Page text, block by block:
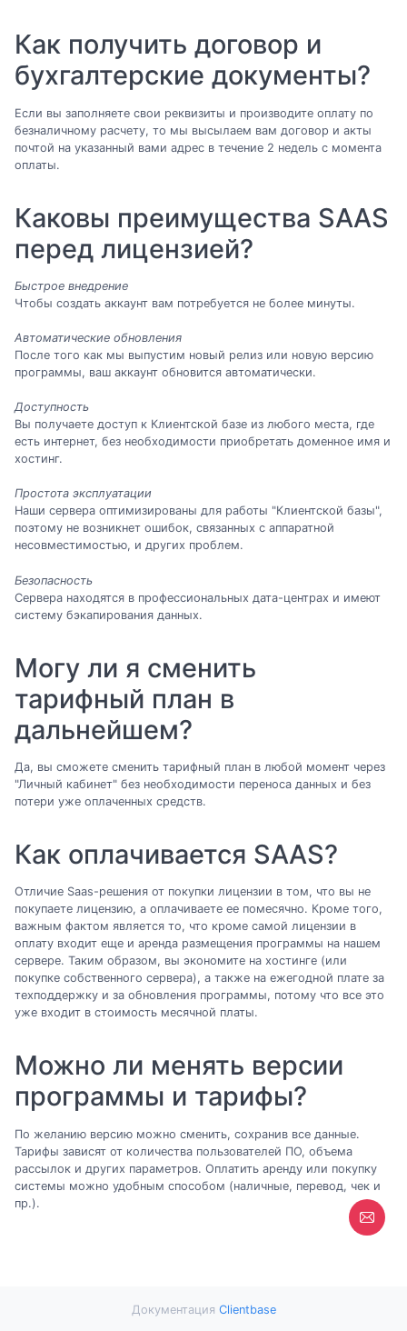
Как получить договор и
бухгалтерские документы?
Если вы заполняете свои реквизиты и производите оплату по
безналичному расчету, то мы высылаем вам договор и акты
почтой на указанный вами адрес в течение 2 недель с момента
оплаты.
Каковы преимущества SAAS
перед лицензией?
Быстрое внедрение
Чтобы создать аккаунт вам потребуется не более минуты.
Автоматические обновления
После того как мы выпустим новый релиз или новую версию
программы, ваш аккаунт обновится автоматически.
Доступность
Вы получаете доступ к Клиентской базе из любого места, где
есть интернет, без необходимости приобретать доменное имя и
хостинг.
Простота эксплуатации
Наши сервера оптимизированы для работы "Клиентской базы",
поэтому не возникнет ошибок, связанных с аппаратной
несовместимостью, и других проблем.
Безопасность
Сервера находятся в профессиональных дата-центрах и имеют
систему бэкапирования данных.
Могу ли я сменить
тарифный план в
дальнейшем?
Да, вы сможете сменить тарифный план в любой момент через
"Личный кабинет" без необходимости переноса данных и без
потери уже оплаченных средств.
Как оплачивается SAAS?
Отличие Saas-решения от покупки лицензии в том, что вы не
покупаете лицензию, а оплачиваете ее помесячно. Кроме того,
важным фактом является то, что кроме самой лицензии в
оплату входит еще и аренда размещения программы на нашем
сервере. Таким образом, вы экономите на хостинге (или
покупке собственного сервера), а также на ежегодной плате за
техподдержку и за обновления программы, потому что все это
уже входит в стоимость месячной платы.
Можно ли менять версии
программы и тарифы?
По желанию версию можно сменить, сохранив все данные.
Тарифы зависят от количества пользователей ПО, объема
рассылок и других параметров. Оплатить аренду или покупку
системы можно удобным способом (наличные, перевод, чек и
пр.).
Документация Clientbase